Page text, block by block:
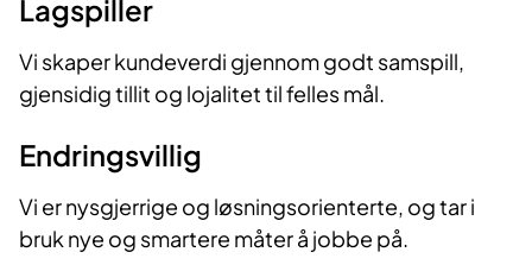
Lagspiller
Vi skaper kundeverdi gjennom godt samspill,
gjensidig tillit og lojalitet til felles mål.
Endringsvillig
Vi er nysgjerrige og løsningsorienterte, og tar i
bruk nye og smartere måter å jobbe på.